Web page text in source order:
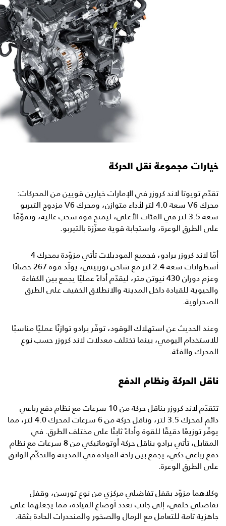
خيارات مجموعة نقل الحركة
تقدّم تويوتا لاند كروزر في الإمارات خيارين قويين من المحركات:
محرك V6 سعة 4.0 لتر لأداء متوازن، ومحرك V6 مزدوج التيربو
سعة 3.5 لتر في الفئات الأعلى، ليمنح قوة سحب عالية، وتفوّقًا
على الطرق الوعرة، واستجابة قوية معزّزة بالتيربو.
أمّا لاند كروزر برادو، فجميع الموديلات تأتي مزوّدة بمحرك 4
أسطوانات سعة 2.4 لتر مع شاحن توربيني، يولّد قوة 267 حصانًا
وعزم دوران 430 نيوتن متر، ليقدّم أداءً عمليًا يجمع بين الكفاءة
والحيوية للقيادة داخل المدينة والانطلاق الخفيف على الطرق
الصحراوية.
وعند الحديث عن استهلاك الوقود، توفّر برادو توازنًا عمليًا مناسبًا
للاستخدام اليومي، بينما تختلف معدلات لاند كروزر حسب نوع
المحرك والفئة.
ناقل الحركة ونظام الدفع
تتقدّم لاند كروزر بناقل حركة من 10 سرعات مع نظام دفع رباعي
دائم لمحرك 3.5 لتر، وناقل حركة من 6 سرعات لمحرك 4.0 لتر، مما
يوفّر توزيعًا دقيقًا للقوة وأداءً ثابتًا على مختلف الطرق. في
المقابل، تأتي برادو بناقل حركة أوتوماتيكي من 8 سرعات مع نظام
دفع رباعي ذكي، يجمع بين راحة القيادة في المدينة والتحكّم الواثق
على الطرق الوعرة.
وكلاهما مزوّد بقفل تفاضلي مركزي من نوع تورسن، وقفل
تفاضلي خلفي، إلى جانب تعدد أوضاع القيادة، مما يجعلهما على
جاهزية تامة للتعامل مع الرمال والصخور والمنحدرات الحادة بثقة.